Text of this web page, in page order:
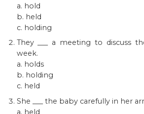
a. hold
b. held
c. holding
They ___ a meeting to discuss
week.
a. holds
b. holding
c. held
She ___ the baby carefully in her
a. held